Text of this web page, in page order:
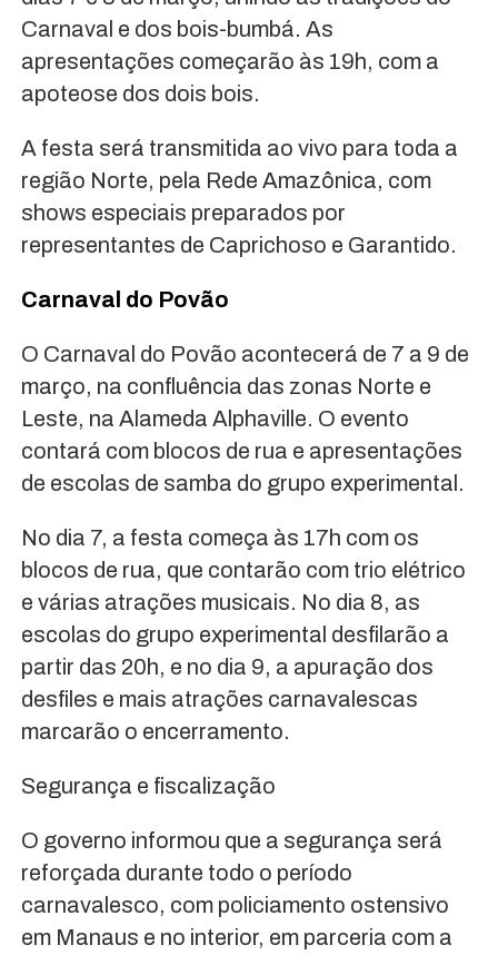
Carnaval e dos bois-bumbá. As
apresentações começarão às 19h, com a
apoteose dos dois bois.
A festa será transmitida ao vivo para toda a
região Norte, pela Rede Amazônica, com
shows especiais preparados por
representantes de Caprichoso e Garantido.
Carnaval do Povão
O Carnaval do Povão acontecerá de 7 a 9 de
março, na confluência das zonas Norte e
Leste, na Alameda Alphaville. O evento
contará com blocos de rua e apresentações
de escolas de samba do grupo experimental.
No dia 7, a festa começa às 17h com os
blocos de rua, que contarão com trio elétrico
e várias atrações musicais. No dia 8, as
escolas do grupo experimental desfilarão a
partir das 20h, e no dia 9, a apuração dos
desfiles e mais atrações carnavalescas
marcarão o encerramento.
Segurança e fiscalização
O governo informou que a segurança será
reforçada durante todo o período
carnavalesco, com policiamento ostensivo
em Manaus e no interior, em parceria com a